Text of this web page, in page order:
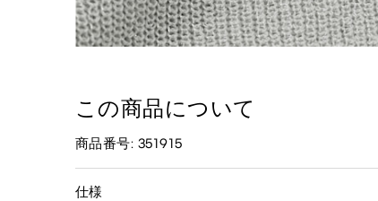
この商品について
商品番号: 351915
仕様